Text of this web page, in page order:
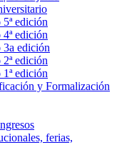
edición
edición
edición
edición
edición
y Formalización
ferias,